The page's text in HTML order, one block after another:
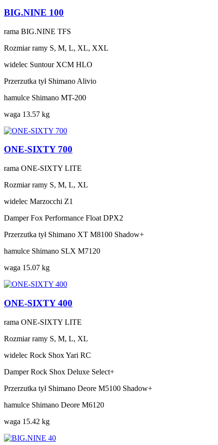
BIG.NINE 100
rama BIG.NINE TFS
Rozmiar ramy S, M, L, XL, XXL
widelec Suntour XCM HLO
Przerzutka tył Shimano Alivio
hamulce Shimano MT-200
waga 13.57 kg
ONE-SIXTY 700
rama ONE-SIXTY LITE
Rozmiar ramy S, M, L, XL
widelec Marzocchi Z1
Damper Fox Performance Float DPX2
Przerzutka tył Shimano XT M8100 Shadow+
hamulce Shimano SLX M7120
waga 15.07 kg
ONE-SIXTY 400
rama ONE-SIXTY LITE
Rozmiar ramy S, M, L, XL
widelec Rock Shox Yari RC
Damper Rock Shox Deluxe Select+
Przerzutka tył Shimano Deore M5100 Shadow+
hamulce Shimano Deore M6120
waga 15.42 kg